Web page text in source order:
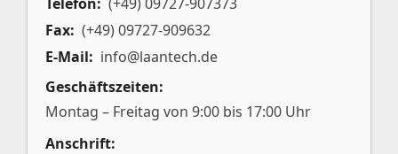
Fax: (+49) 09727-909632
E-Mail: info@laantech.de
Geschäftszeiten:
Montag – Freitag von 9:00 bis 17:00 Uhr
Anschrift: